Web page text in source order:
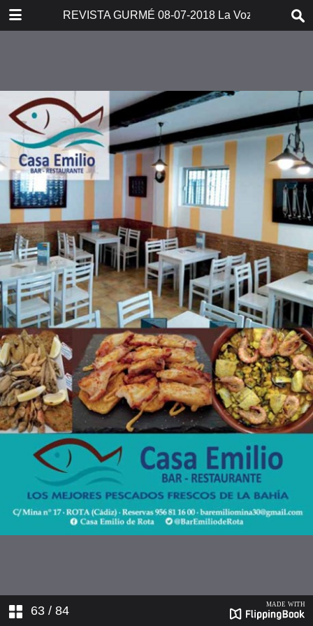
REVISTA GURMÉ 08-07-2018 La Voz de Cádiz
63 / 84
DOWNLOAD
VOZ GURMÉ 08-07-2018-
REVISTA GURME--1
VOZ GURMÉ 08-07-2018-
REVISTA GURME--2
VOZ GURMÉ 08-07-2018-
REVISTA GURME--3
VOZ GURMÉ 08-07-2018-
REVISTA GURME--4
VOZ GURMÉ 08-07-2018-
REVISTA GURME--5
VOZ GURMÉ 08-07-2018-
REVISTA GURME--6
VOZ GURMÉ 08-07-2018-
REVISTA GURME--7
VOZ GURMÉ 08-07-2018-
REVISTA GURME--8
VOZ GURMÉ 08-07-2018-
REVISTA GURME--9